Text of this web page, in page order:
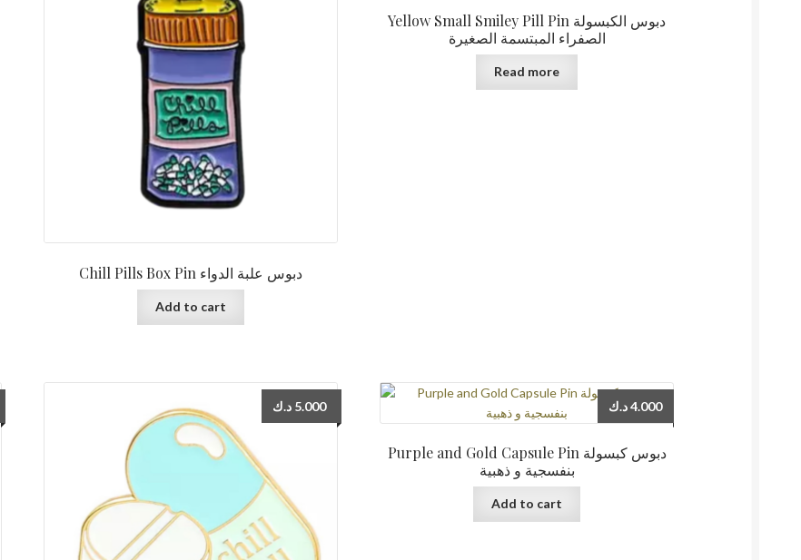
Chill Pills Box Pin دبوس علبة الدواء
Add to cart
Yellow Small Smiley Pill Pin دبوس الكبسولة
الصفراء المبتسمة الصغيرة
Read more
5.000 د.ك
Purple and Gold Capsule Pin دبوس كبسولة
بنفسجية و ذهبية
4.000د.ك
Add to cart